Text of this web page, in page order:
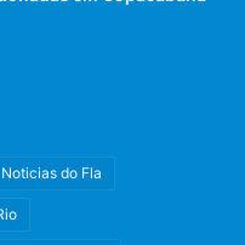
Noticias do Fla